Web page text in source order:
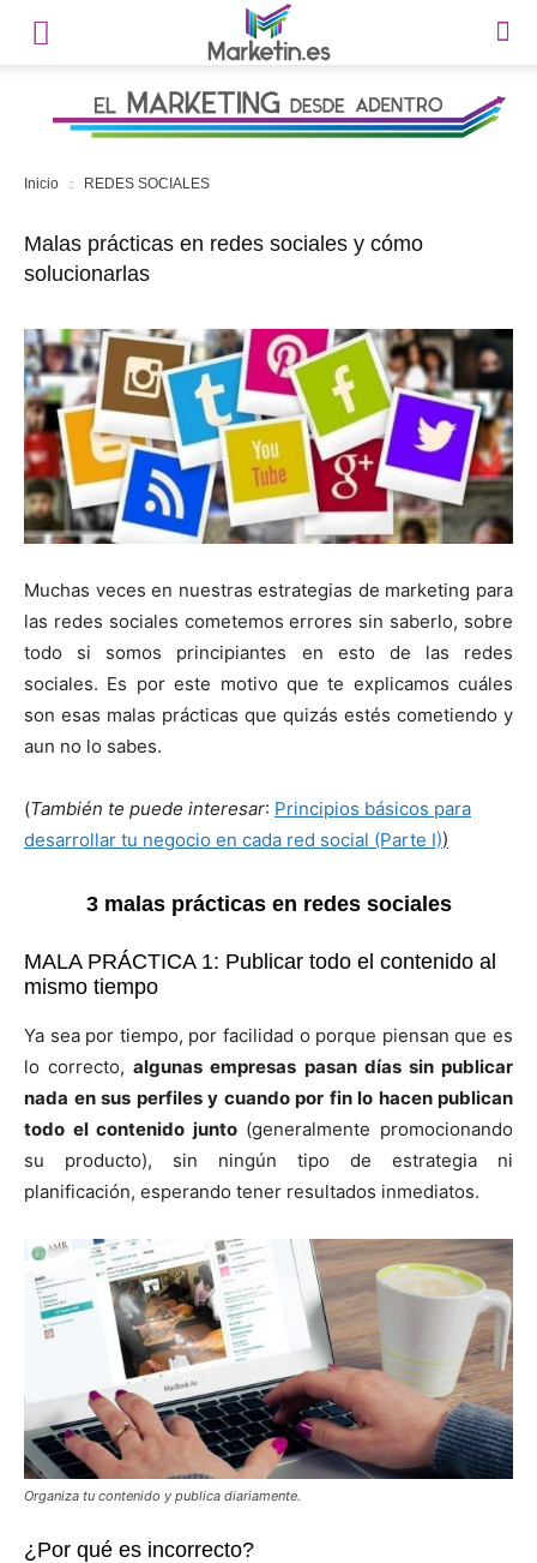
Inicio REDES SOCIALES
Malas prácticas en redes sociales y cómo
solucionarlas
Muchas veces en nuestras estrategias de marketing para
las redes sociales cometemos errores sin saberlo, sobre
todo si somos principiantes en esto de las redes
sociales. Es por este motivo que te explicamos cuáles
son esas malas prácticas que quizás estés cometiendo y
aun no lo sabes.
(También te puede interesar: Principios básicos para
desarrollar tu negocio en cada red social (Parte I))
3 malas prácticas en redes sociales
MALA PRÁCTICA 1: Publicar todo el contenido al
mismo tiempo
Ya sea por tiempo, por facilidad o porque piensan que es
lo correcto,algunas empresas pasan días sin publicar
nada en sus perfiles y cuando por fin lo hacen publican
todo el contenido junto(generalmente promocionando
su producto), sin ningún tipo de estrategia ni
planificación, esperando tener resultados inmediatos.
Organiza tu contenido y publica diariamente.
¿Por qué es incorrecto?